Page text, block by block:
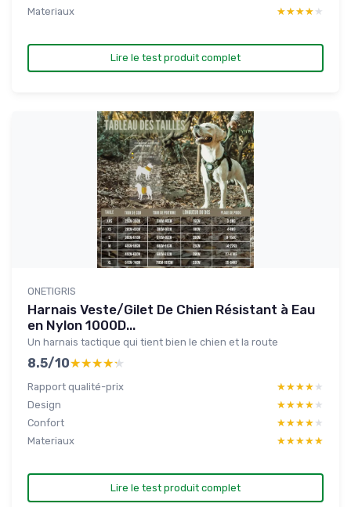
Materiaux
★★★★★
★★★★★
Lire le test produit complet
ONETIGRIS
Harnais Veste/Gilet De Chien Résistant à Eau
en Nylon 1000D...
Un harnais tactique qui tient bien le chien et la route
8.5/10★★★★★
★★★★★
Rapport qualité-prix ★★★★★
★★★★★
Design
★★★★★
★★★★★
Confort
★★★★★
★★★★★
Materiaux
★★★★★
★★★★★
Lire le test produit complet